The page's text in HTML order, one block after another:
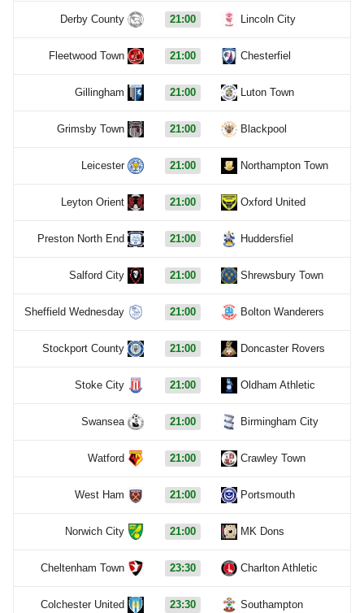
Derby County 21:00 Lincoln City
Fleetwood Town 21:00 Chesterfiel
Gillingham 21:00 Luton Town
Grimsby Town 21:00 Blackpool
Leicester 21:00 Northampton Town
Leyton Orient 21:00 Oxford United
Preston North End 21:00 Huddersfiel
Salford City 21:00 Shrewsbury Town
Sheffield Wednesday 21:00 Bolton Wanderers
Stockport County 21:00 Doncaster Rovers
Stoke City 21:00 Oldham Athletic
Swansea 21:00 Birmingham City
Watford 21:00 Crawley Town
West Ham 21:00 Portsmouth
Norwich City 21:00 MK Dons
Cheltenham Town 23:30 Charlton Athletic
Colchester United 23:30 Southampton